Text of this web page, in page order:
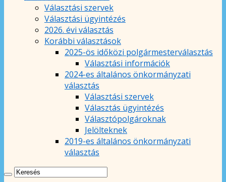
Választási szervek
Választási ügyintézés
2026. évi választás
Korábbi választások
2025-ös időközi polgármesterválasztás
Választási információk
2024-es általános önkormányzati
választás
Választási szervek
Választás ügyintézés
Választópolgároknak
Jelölteknek
2019-es általános önkormányzati
választás